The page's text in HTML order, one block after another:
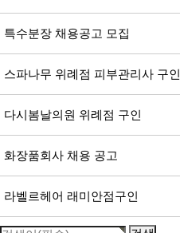
특수분장 채용공고 모집
스파나무 위례점 피부관리사 구인
다시봄날의원 위례점 구인
화장품회사 채용 공고
라벨르헤어 래미안점구인